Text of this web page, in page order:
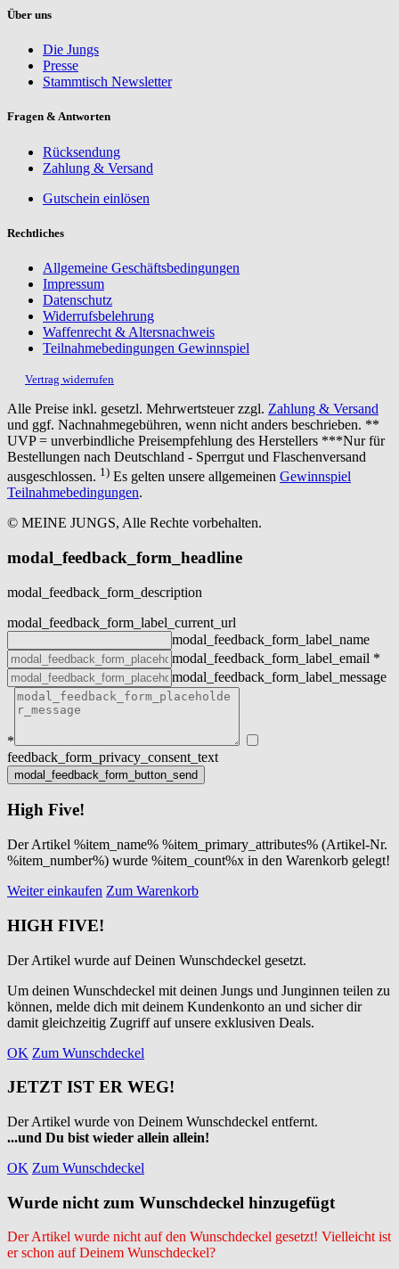
Über uns
Die Jungs
Presse
Stammtisch Newsletter
Fragen & Antworten
Rücksendung
Zahlung & Versand
Gutschein einlösen
Rechtliches
Allgemeine Geschäftsbedingungen
Impressum
Datenschutz
Widerrufsbelehrung
Waffenrecht & Altersnachweis
Teilnahmebedingungen Gewinnspiel
Vertrag widerrufen
Alle Preise inkl. gesetzl. Mehrwertsteuer zzgl. Zahlung & Versand
und ggf. Nachnahmegebühren, wenn nicht anders beschrieben. **
UVP = unverbindliche Preisempfehlung des Herstellers ***Nur für
Bestellungen nach Deutschland - Sperrgut und Flaschenversand
ausgeschlossen. 1) Es gelten unsere allgemeinen Gewinnspiel
Teilnahmebedingungen.
© MEINE JUNGS, Alle Rechte vorbehalten.
modal_feedback_form_headline
modal_feedback_form_description
modal_feedback_form_label_current_url
modal_feedback_form_label_name
modal_feedback_form_label_email *
modal_feedback_form_label_message
*
feedback_form_privacy_consent_text
High Five!
Der Artikel %item_name% %item_primary_attributes% (Artikel-Nr.
%item_number%) wurde %item_count%x in den Warenkorb gelegt!
Weiter einkaufen Zum Warenkorb
HIGH FIVE!
Der Artikel wurde auf Deinen Wunschdeckel gesetzt.
Um deinen Wunschdeckel mit deinen Jungs und Junginnen teilen zu
können, melde dich mit deinem Kundenkonto an und sicher dir
damit gleichzeitig Zugriff auf unsere exklusiven Deals.
OK Zum Wunschdeckel
JETZT IST ER WEG!
Der Artikel wurde von Deinem Wunschdeckel entfernt.
...und Du bist wieder allein allein!
OK Zum Wunschdeckel
Wurde nicht zum Wunschdeckel hinzugefügt
Der Artikel wurde nicht auf den Wunschdeckel gesetzt! Vielleicht ist
er schon auf Deinem Wunschdeckel?